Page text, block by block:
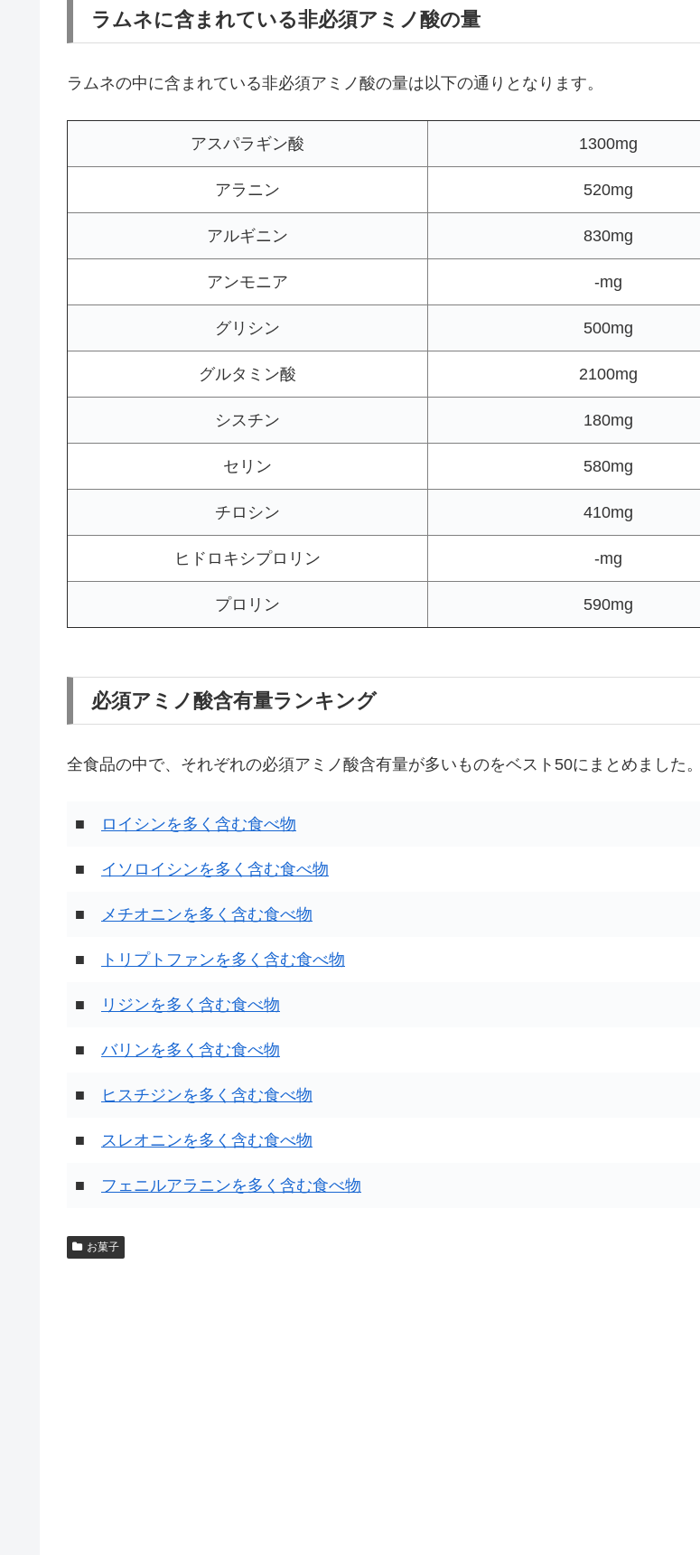
ラムネに含まれている非必須アミノ酸の量
ラムネの中に含まれている非必須アミノ酸の量は以下の通りとなります。
アスパラギン酸 1300mg
アラニン 520mg
アルギニン 830mg
アンモニア -mg
グリシン 500mg
グルタミン酸 2100mg
シスチン 180mg
セリン 580mg
チロシン 410mg
ヒドロキシプロリン -mg
プロリン 590mg
必須アミノ酸含有量ランキング
全食品の中で、それぞれの必須アミノ酸含有量が多いものをベスト50にまとめました。
■ ロイシンを多く含む食べ物
■ イソロイシンを多く含む食べ物
■ メチオニンを多く含む食べ物
■ トリプトファンを多く含む食べ物
■ リジンを多く含む食べ物
■ バリンを多く含む食べ物
■ ヒスチジンを多く含む食べ物
■ スレオニンを多く含む食べ物
■ フェニルアラニンを多く含む食べ物
お菓子